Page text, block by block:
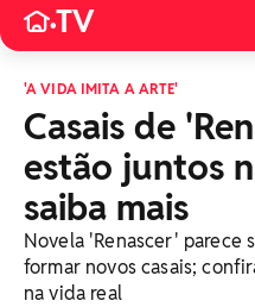
•TV
'A VIDA IMITA A ARTE'
Casais de
estão juntos
saiba mais
Novela 'Renascer' parece
formar novos casais;
na vida real